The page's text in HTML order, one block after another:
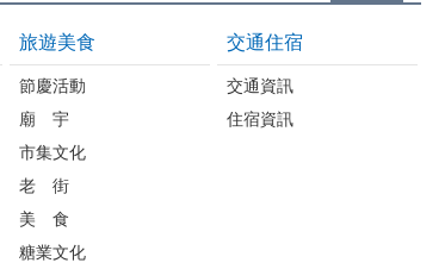
旅遊美食
節慶活動
廟 宇
市集文化
老 街
美 食
糖業文化
交通住宿
交通資訊
住宿資訊